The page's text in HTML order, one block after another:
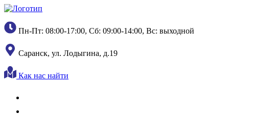
Пн-Пт: 08:00-17:00, Сб: 09:00-14:00, Вс: выходной
Саранск, ул. Лодыгина, д.19
Как нас найти